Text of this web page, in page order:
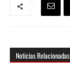
Noticias Relacionadas